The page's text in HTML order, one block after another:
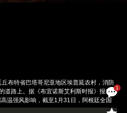
1
布特省巴塔哥尼亚地区埃普延农村，消防
道路上。据《布宜诺斯艾利斯时报》报道，
温强风影响，截至1月31日，阿根廷全国
2300平方公里）。除受灾最严重的拉潘帕